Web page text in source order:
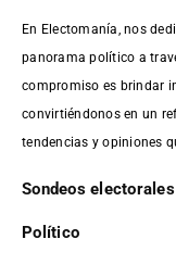
En Electomanía, nos
panorama político a
compromiso es brindar
convirtiéndonos en un
tendencias y opiniones
Sondeos
Político